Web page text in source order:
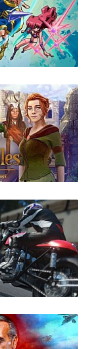
Edition
Хартбридж